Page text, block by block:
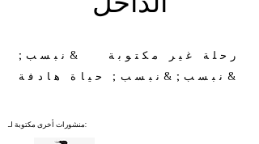
رحلة غير مكتوبة &نبسب;
&نبسب;&نبسب; حياة هادفة
منشورات أخرى مكتوبة لـ: